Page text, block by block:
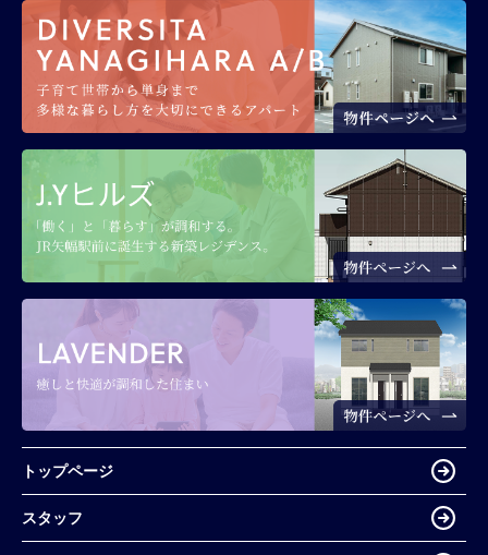
トップページ
スタッフ